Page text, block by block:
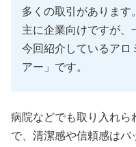
多くの取引があります。
主に企業向けですが、
今回紹介しているアロ
アー」です。
病院などでも取り入れら
で、清潔感や信頼感はバ